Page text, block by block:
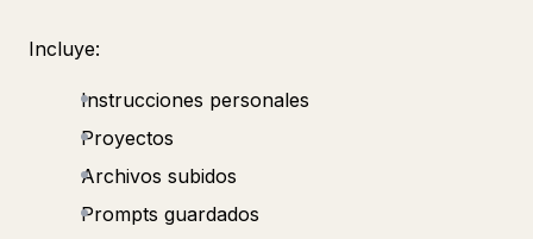
Incluye:
Instrucciones personales
Proyectos
Archivos subidos
Prompts guardados